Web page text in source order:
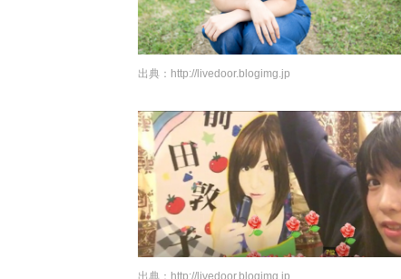
出典： http://livedoor.blogimg.jp